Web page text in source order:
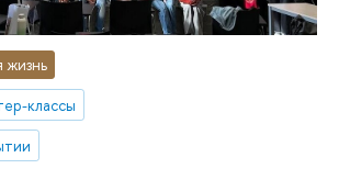
жизнь
классы